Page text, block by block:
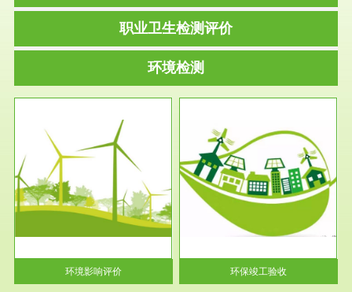
职业卫生检测评价
环境检测
环境影响评价
服务范围
环保竣工验收
根据《建设项目环境保护管理条
例》第十七条 编制环境影响报
告书、...
环保竣工验收